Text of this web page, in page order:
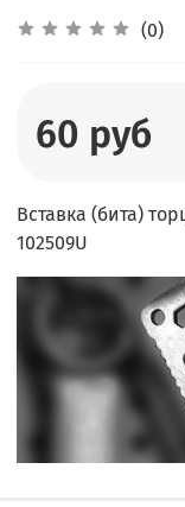
(0)
60 руб
Вставка (бита)
102509U